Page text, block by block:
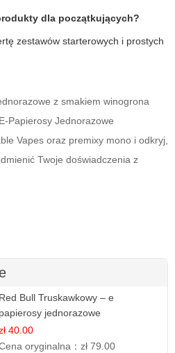
dla początkujących?
zestawów starterowych i prostych
z smakiem winogrona
Papierosy Jednorazowe
Vapes oraz premixy mono i odkryj,
Twoje doświadczenia z
Red Bull Truskawkowy – e
papierosy jednorazowe
40.00
oryginalna：zł 79.00